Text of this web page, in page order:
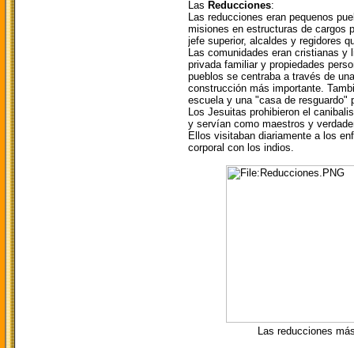
Las Reducciones:
Las reducciones eran pequenos
misiones en estructuras de cargos
jefe superior, alcaldes y regidores
Las comunidades eran cristianas y
privada familiar y propiedades
pueblos se centraba a través de
construcción más importante.
escuela y una "casa de
Los Jesuitas prohibieron el
y servían como maestros y
Ellos visitaban diariamente a los
corporal con los indios.
Las reducciones más